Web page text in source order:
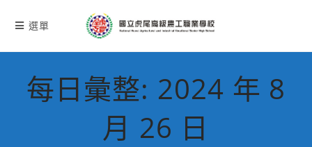
選單
每日彙整: 2024 年 8
月 26 日